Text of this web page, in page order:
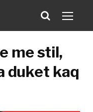
me stil,
duket kaq